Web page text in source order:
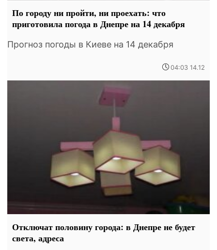
По городу ни пройти, ни проехать: что
приготовила погода в Днепре на 14 декабря
Прогноз погоды в Киеве на 14 декабря
04:03 14.12
Отключат половину города: в Днепре не будет
света, адреса